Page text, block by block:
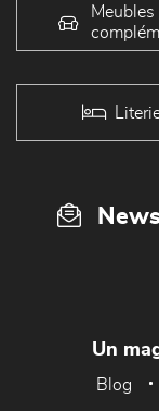
Meubles
Un
Blog